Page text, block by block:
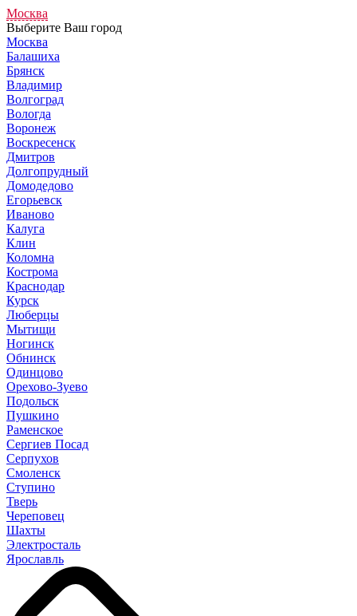
Москва
Выберите Ваш город
Москва
Балашиха
Брянск
Владимир
Волгоград
Вологда
Воронеж
Воскресенск
Дмитров
Долгопрудный
Домодедово
Егорьевск
Иваново
Калуга
Клин
Коломна
Кострома
Краснодар
Курск
Люберцы
Мытищи
Ногинск
Обнинск
Одинцово
Орехово-Зуево
Подольск
Пушкино
Раменское
Сергиев Посад
Серпухов
Смоленск
Ступино
Тверь
Череповец
Шахты
Электросталь
Ярославль